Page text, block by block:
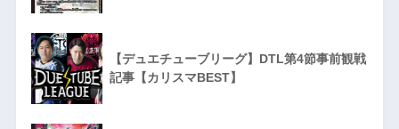
【デュエチューブリーグ】DTL第4節事前観戦
記事【カリスマBEST】